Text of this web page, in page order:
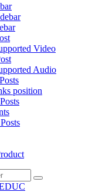
Video
Audio
position